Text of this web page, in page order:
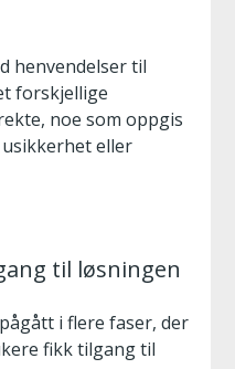
henvendelser til
forskjellige
noe som oppgis
eller
til løsningen
i flere faser, der
fikk tilgang til